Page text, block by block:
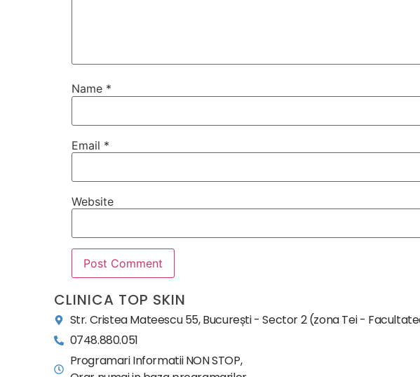
Name *
Email *
Website
CLINICA TOP SKIN
Str. Cristea Mateescu 55, București - Sector 2 (zona Tei -
0748.880.051
Programari Informatii NON STOP,